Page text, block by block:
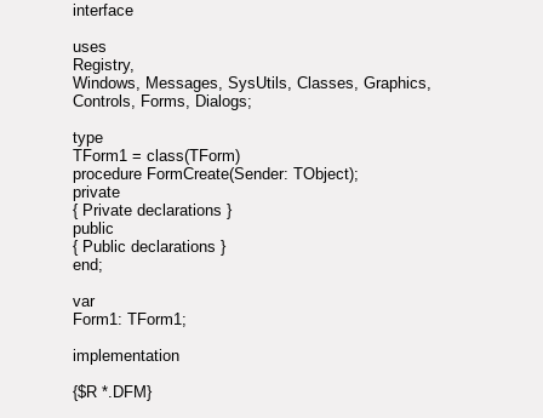
interface
uses
Registry,
Windows, Messages, SysUtils, Classes, Graphics,
Controls, Forms, Dialogs;
type
TForm1 = class(TForm)
procedure FormCreate(Sender: TObject);
private
{ Private declarations }
public
{ Public declarations }
end;
var
Form1: TForm1;
implementation
{$R *.DFM}